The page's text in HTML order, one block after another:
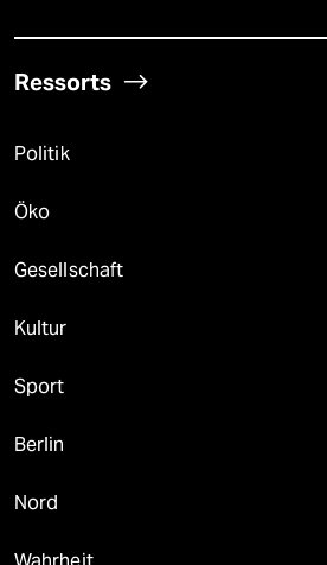
Ressorts
Politik
Öko
Gesellschaft
Kultur
Sport
Berlin
Nord